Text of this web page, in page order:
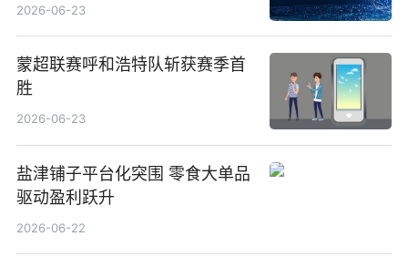
2026-06-23
蒙超联赛呼和浩特队斩获赛季首
胜
2026-06-23
盐津铺子平台化突围 零食大单品
驱动盈利跃升
2026-06-22